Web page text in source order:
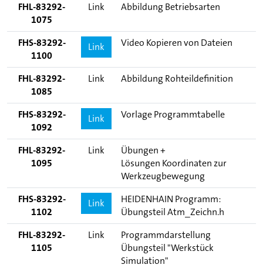
FHL-83292-
1075
Link Abbildung Betriebsarten
FHS-83292-
1100
Link Video Kopieren von Dateien
FHL-83292-
1085
Link Abbildung Rohteildefinition
FHS-83292-
1092
Link Vorlage Programmtabelle
FHL-83292-
1095
Link
Übungen +
Lösungen Koordinaten zur
Werkzeugbewegung
FHS-83292-
1102
Link
HEIDENHAIN Programm:
Übungsteil Atm_Zeichn.h
FHL-83292-
1105
Link
Programmdarstellung
Übungsteil "Werkstück
Simulation"